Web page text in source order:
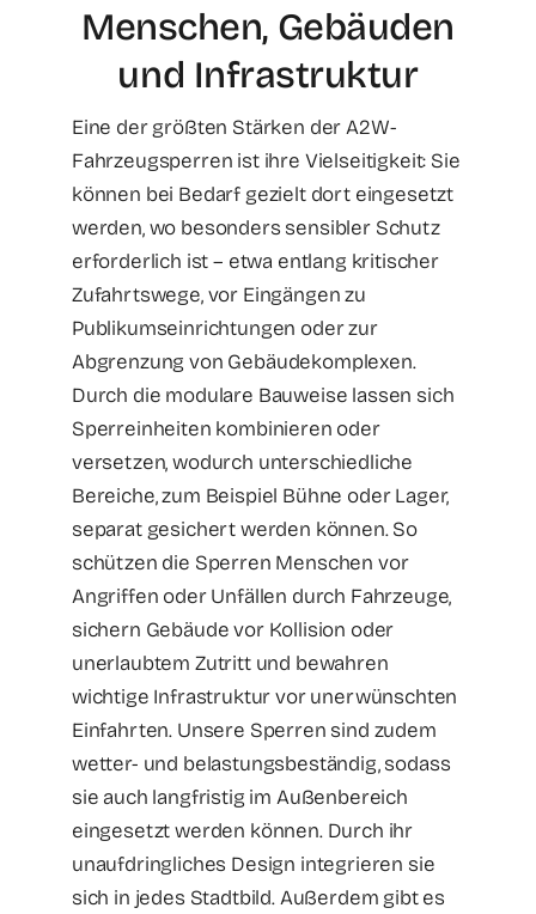
Menschen, Gebäuden
und Infrastruktur
Eine der größten Stärken der A2W-
Fahrzeugsperren ist ihre Vielseitigkeit: Sie
können bei Bedarf gezielt dort eingesetzt
werden, wo besonders sensibler Schutz
erforderlich ist – etwa entlang kritischer
Zufahrtswege, vor Eingängen zu
Publikumseinrichtungen oder zur
Abgrenzung von Gebäudekomplexen.
Durch die modulare Bauweise lassen sich
Sperreinheiten kombinieren oder
versetzen, wodurch unterschiedliche
Bereiche, zum Beispiel Bühne oder Lager,
separat gesichert werden können. So
schützen die Sperren Menschen vor
Angriffen oder Unfällen durch Fahrzeuge,
sichern Gebäude vor Kollision oder
unerlaubtem Zutritt und bewahren
wichtige Infrastruktur vor unerwünschten
Einfahrten. Unsere Sperren sind zudem
wetter- und belastungsbeständig, sodass
sie auch langfristig im Außenbereich
eingesetzt werden können. Durch ihr
unaufdringliches Design integrieren sie
sich in jedes Stadtbild. Außerdem gibt es